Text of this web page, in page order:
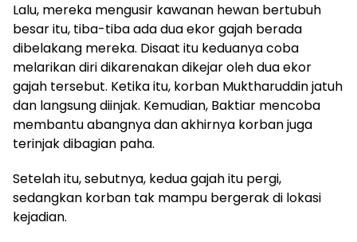
Lalu, mereka mengusir kawanan hewan bertubuh
besar itu, tiba-tiba ada dua ekor gajah berada
dibelakang mereka. Disaat itu keduanya coba
melarikan diri dikarenakan dikejar oleh dua ekor
gajah tersebut. Ketika itu, korban Muktharuddin jatuh
dan langsung diinjak. Kemudian, Baktiar mencoba
membantu abangnya dan akhirnya korban juga
terinjak dibagian paha.
Setelah itu, sebutnya, kedua gajah itu pergi,
sedangkan korban tak mampu bergerak di lokasi
kejadian.